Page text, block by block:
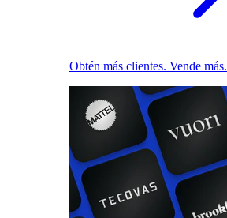
Obtén más clientes. Vende más.